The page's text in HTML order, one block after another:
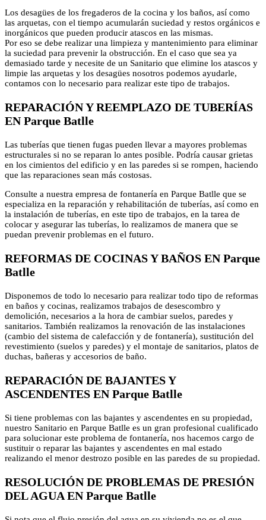
Los desagües de los fregaderos de la cocina y los baños, así como
las arquetas, con el tiempo acumularán suciedad y restos orgánicos e
inorgánicos que pueden producir atascos en las mismas.
Por eso se debe realizar una limpieza y mantenimiento para eliminar
la suciedad para prevenir la obstrucción. En el caso que sea ya
demasiado tarde y necesite de un Sanitario que elimine los atascos y
limpie las arquetas y los desagües nosotros podemos ayudarle,
contamos con lo necesario para realizar este tipo de trabajos.
REPARACIÓN Y REEMPLAZO DE TUBERÍAS
EN Parque Batlle
Las tuberías que tienen fugas pueden llevar a mayores problemas
estructurales si no se reparan lo antes posible. Podría causar grietas
en los cimientos del edificio y en las paredes si se rompen, haciendo
que las reparaciones sean más costosas.
Consulte a nuestra empresa de fontanería en Parque Batlle que se
especializa en la reparación y rehabilitación de tuberías, así como en
la instalación de tuberías, en este tipo de trabajos, en la tarea de
colocar y asegurar las tuberías, lo realizamos de manera que se
puedan prevenir problemas en el futuro.
REFORMAS DE COCINAS Y BAÑOS EN Parque
Batlle
Disponemos de todo lo necesario para realizar todo tipo de reformas
en baños y cocinas, realizamos trabajos de desescombro y
demolición, necesarios a la hora de cambiar suelos, paredes y
sanitarios. También realizamos la renovación de las instalaciones
(cambio del sistema de calefacción y de fontanería), sustitución del
revestimiento (suelos y paredes) y el montaje de sanitarios, platos de
duchas, bañeras y accesorios de baño.
REPARACIÓN DE BAJANTES Y
ASCENDENTES EN Parque Batlle
Si tiene problemas con las bajantes y ascendentes en su propiedad,
nuestro Sanitario en Parque Batlle es un gran profesional cualificado
para solucionar este problema de fontanería, nos hacemos cargo de
sustituir o reparar las bajantes y ascendentes en mal estado
realizando el menor destrozo posible en las paredes de su propiedad.
RESOLUCIÓN DE PROBLEMAS DE PRESIÓN
DEL AGUA EN Parque Batlle